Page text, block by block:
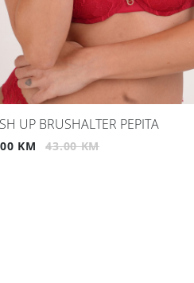
UP BRUSHALTER PEPITA
KM 43.00 KM